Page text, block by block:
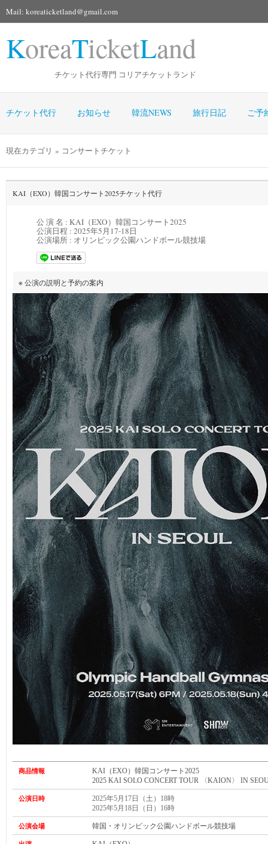
Mail: koreaticketland@gmail.com
KoreaTicketLand
チケット代行専門 コリアチケットランド
チケット代行 お知らせ 韓流NEWS 旅行日記 ご予
現在カテゴリ » コンサートチケット
KAI（EXO）韓国コンサート2025チケット代行
公 演 名 : KAI（EXO）韓国コンサート2025
公演日程 : 2025年5月17-18日
公演場所 : オリンピック公園ハンドボール競技場
※ 公演の説明と予約の案内
商品情報
KAI（EXO）韓国コンサート2025
2025 KAI SOLO CONCERT TOUR 〈KAION〉 IN
公演日時
2025年5月17日（土）18時
2025年5月18日（日）16時
公演会場 韓国・オリンピック公園ハンドボール競技場